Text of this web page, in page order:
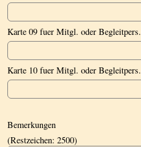
Karte 09 fuer Mitgl. oder Begleitpers.
Karte 10 fuer Mitgl. oder Begleitpers.
Bemerkungen
(Restzeichen: 2500)